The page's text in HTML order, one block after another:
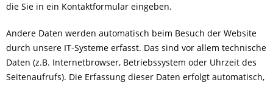
die Sie in ein Kontaktformular eingeben.
Andere Daten werden automatisch beim Besuch der Website
durch unsere IT-Systeme erfasst. Das sind vor allem technische
Daten (z.B. Internetbrowser, Betriebssystem oder Uhrzeit des
Seitenaufrufs). Die Erfassung dieser Daten erfolgt automatisch,